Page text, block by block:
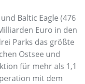
Baltic Eagle (476
Euro in den
Parks das größte
Ostsee und
für mehr als 1,1
mit dem